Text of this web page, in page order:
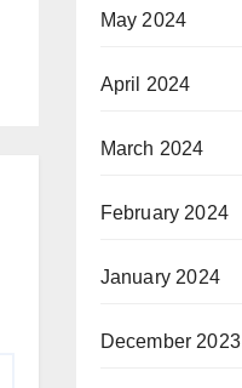
May 2024
April 2024
March 2024
February 2024
January 2024
December 2023